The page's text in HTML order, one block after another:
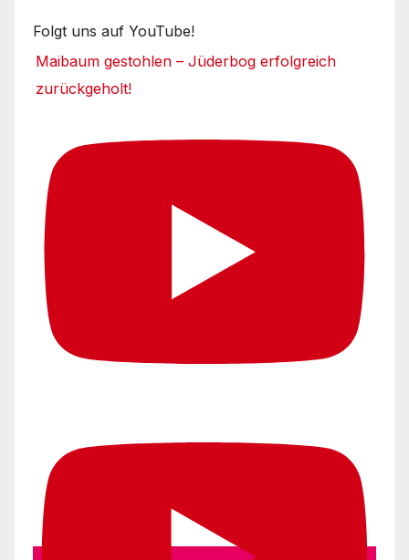
Folgt uns auf YouTube!
Maibaum gestohlen – Jüderbog erfolgreich
zurückgeholt!